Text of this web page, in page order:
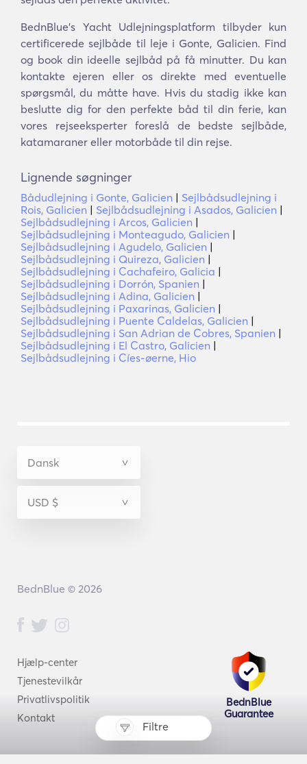
Filtre
BednBlue's Yacht Udlejningsplatform tilbyder kun
certificerede sejlbåde til leje i Gonte, Galicien. Find
og book din ideelle sejlbåd på få minutter. Du kan
kontakte ejeren eller os direkte med eventuelle
spørgsmål, du måtte have. Hvis du stadig ikke kan
beslutte dig for den perfekte båd til din ferie, kan
vores rejseeksperter foreslå de bedste sejlbåde,
katamaraner eller motorbåde til din rejse.
Lignende søgninger
Bådudlejning i Gonte, Galicien | Sejlbådsudlejning i
Rois, Galicien | Sejlbådsudlejning i Asados, Galicien |
Sejlbådsudlejning i Arcos, Galicien |
Sejlbådsudlejning i Monteagudo, Galicien |
Sejlbådsudlejning i Agudelo, Galicien |
Sejlbådsudlejning i Quireza, Galicien |
Sejlbådsudlejning i Cachafeiro, Galicia |
Sejlbådsudlejning i Dorrón, Spanien |
Sejlbådsudlejning i Adina, Galicien |
Sejlbådsudlejning i Paxarinas, Galicien |
Sejlbådsudlejning i Puente Caldelas, Galicien |
Sejlbådsudlejning i San Adrian de Cobres, Spanien |
Sejlbådsudlejning i El Castro, Galicien |
Sejlbådsudlejning i Cíes-øerne, Hio
Hjælp-center
Tjenestevilkår
Privatlivspolitik
Kontakt
BednBlue
Guarantee
BednBlue © 2026